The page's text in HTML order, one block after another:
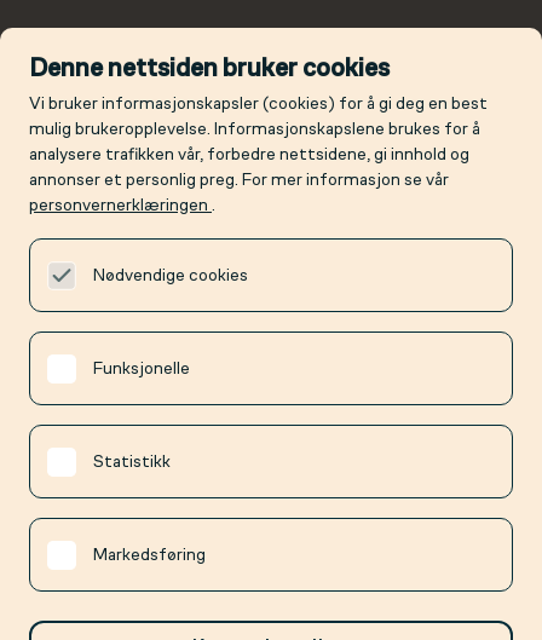
Denne nettsiden bruker cookies
Vi bruker informasjonskapsler (cookies) for å gi deg en best
mulig brukeropplevelse. Informasjonskapslene brukes for å
analysere trafikken vår, forbedre nettsidene, gi innhold og
annonser et personlig preg. For mer informasjon se vår
personvernerklæringen .
Nødvendige cookies
Funksjonelle
Statistikk
Markedsføring